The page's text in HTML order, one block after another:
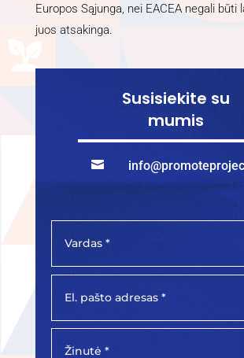
Europos Sąjunga, nei EACEA negali būti
juos atsakinga.
Susisiekite su
mumis
